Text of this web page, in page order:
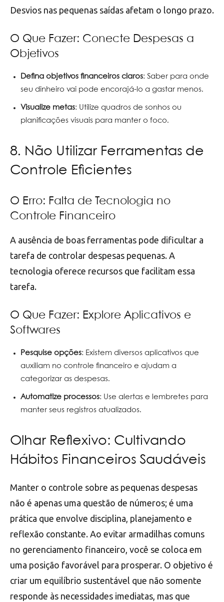
Desvios nas pequenas saídas afetam o longo prazo.
O Que Fazer: Conecte Despesas a
Objetivos
Defina objetivos financeiros claros: Saber para onde
seu dinheiro vai pode encorajá-lo a gastar menos.
Visualize metas: Utilize quadros de sonhos ou
planificações visuais para manter o foco.
8. Não Utilizar Ferramentas de
Controle Eficientes
O Erro: Falta de Tecnologia no
Controle Financeiro
A ausência de boas ferramentas pode dificultar a
tarefa de controlar despesas pequenas. A
tecnologia oferece recursos que facilitam essa
tarefa.
O Que Fazer: Explore Aplicativos e
Softwares
Pesquise opções: Existem diversos aplicativos que
auxiliam no controle financeiro e ajudam a
categorizar as despesas.
Automatize processos: Use alertas e lembretes para
manter seus registros atualizados.
Olhar Reflexivo: Cultivando
Hábitos Financeiros Saudáveis
Manter o controle sobre as pequenas despesas
não é apenas uma questão de números; é uma
prática que envolve disciplina, planejamento e
reflexão constante. Ao evitar armadilhas comuns
no gerenciamento financeiro, você se coloca em
uma posição favorável para prosperar. O objetivo é
criar um equilíbrio sustentável que não somente
responde às necessidades imediatas, mas que